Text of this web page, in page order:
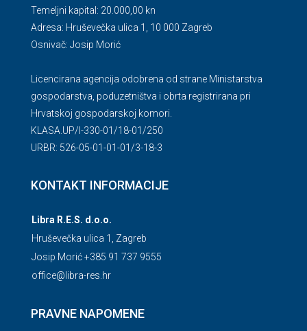
Temeljni kapital: 20.000,00 kn
Adresa: Hruševečka ulica 1, 10 000 Zagreb
Osnivač: Josip Morić
Licencirana agencija odobrena od strane Ministarstva
gospodarstva, poduzetništva i obrta registrirana pri
Hrvatskoj gospodarskoj komori.
KLASA.UP/l-330-01/18-01/250
URBR: 526-05-01-01-01/3-18-3
KONTAKT INFORMACIJE
Libra R.E.S. d.o.o.
Hruševečka ulica 1, Zagreb
Josip Morić +385 91 737 9555
office@libra-res.hr
PRAVNE NAPOMENE